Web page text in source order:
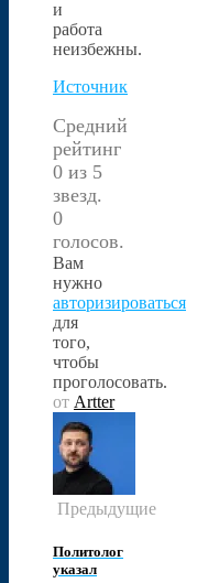
и
работа
неизбежны.
Источник
Средний
рейтинг
0 из 5
звезд.
0
голосов.
Вам
нужно
авторизироваться
для
того,
чтобы
проголосовать.
от Artter
Предыдущие
Политолог
указал